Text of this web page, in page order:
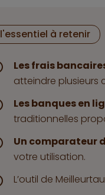
l'essentiel à retenir
Les frais
atteindre plusieurs
Les banques en
traditionnelles
Un comparateur
votre utilisation.
L’outil de